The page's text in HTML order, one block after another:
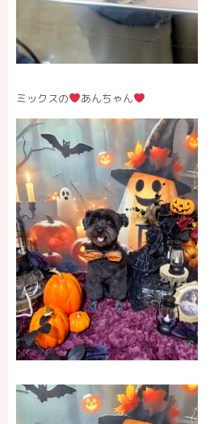
ミックスの あんちゃん